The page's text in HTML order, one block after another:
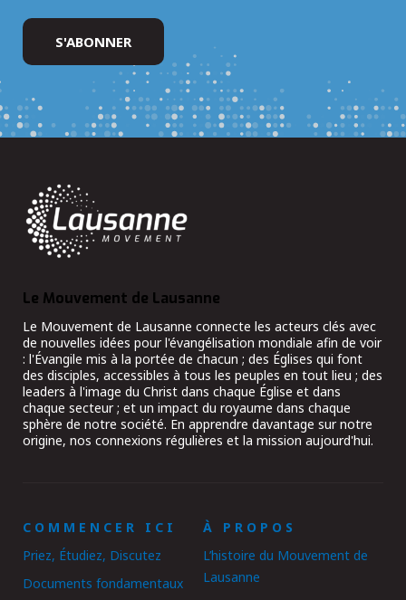
Le Mouvement de Lausanne
Le Mouvement de Lausanne connecte les acteurs clés avec
de nouvelles idées pour l'évangélisation mondiale afin de voir
: l'Évangile mis à la portée de chacun ; des Églises qui font
des disciples, accessibles à tous les peuples en tout lieu ; des
leaders à l'image du Christ dans chaque Église et dans
chaque secteur ; et un impact du royaume dans chaque
sphère de notre société. En apprendre davantage sur notre
origine, nos connexions régulières et la mission aujourd'hui.
COMMENCER ICI
Priez, Étudiez, Discutez
Documents fondamentaux
À PROPOS
L’histoire du Mouvement de
Lausanne